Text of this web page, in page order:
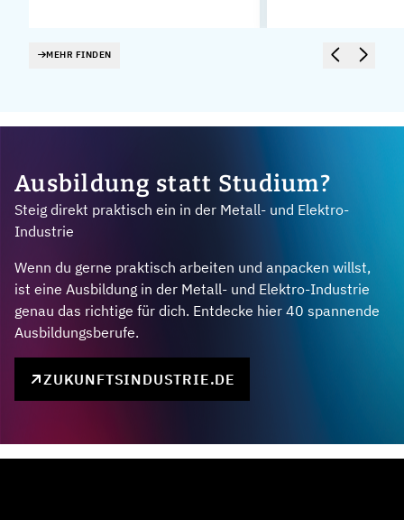
MEHR FINDEN
Ausbildung statt Studium?
Steig direkt praktisch ein in der Metall- und Elektro-
Industrie
Wenn du gerne praktisch arbeiten und anpacken willst,
ist eine Ausbildung in der Metall- und Elektro-Industrie
genau das richtige für dich. Entdecke hier 40 spannende
Ausbildungsberufe.
ZUKUNFTSINDUSTRIE.DE